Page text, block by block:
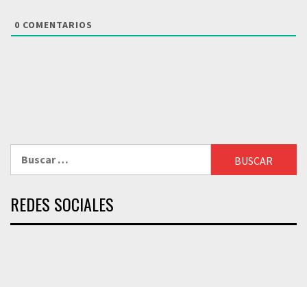
0 COMENTARIOS
REDES SOCIALES